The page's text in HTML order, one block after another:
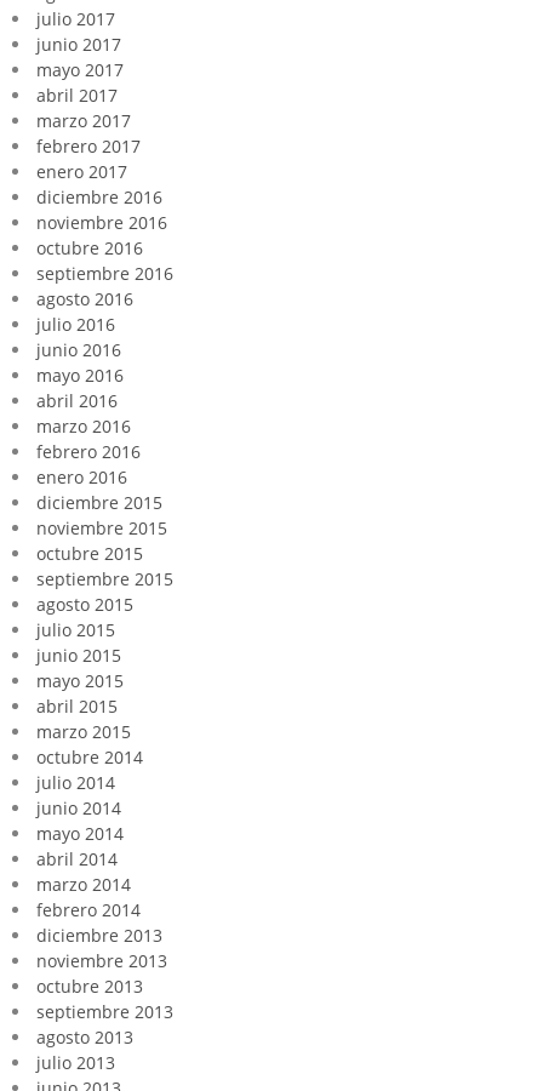
julio 2017
junio 2017
mayo 2017
abril 2017
marzo 2017
febrero 2017
enero 2017
diciembre 2016
noviembre 2016
octubre 2016
septiembre 2016
agosto 2016
julio 2016
junio 2016
mayo 2016
abril 2016
marzo 2016
febrero 2016
enero 2016
diciembre 2015
noviembre 2015
octubre 2015
septiembre 2015
agosto 2015
julio 2015
junio 2015
mayo 2015
abril 2015
marzo 2015
octubre 2014
julio 2014
junio 2014
mayo 2014
abril 2014
marzo 2014
febrero 2014
diciembre 2013
noviembre 2013
octubre 2013
septiembre 2013
agosto 2013
julio 2013